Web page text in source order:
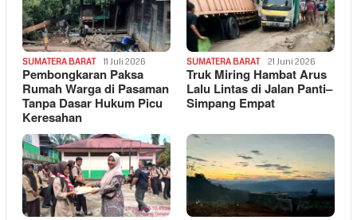
SUMATERA BARAT 11 Juli 2026
Pembongkaran Paksa
Rumah Warga di Pasaman
Tanpa Dasar Hukum Picu
Keresahan
SUMATERA BARAT 21 Juni 2026
Truk Miring Hambat Arus
Lalu Lintas di Jalan Panti–
Simpang Empat